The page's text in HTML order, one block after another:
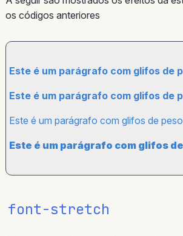
os códigos anteriores
Este é um parágrafo com glifos de
Este é um parágrafo com glifos de
Este é um parágrafo com glifos de
Este é um parágrafo com glifos
font-stretch